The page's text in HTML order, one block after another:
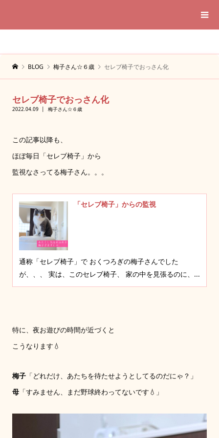
BLOG 梅子さん☆６歳 セレブ椅子でおっさん化
セレブ椅子でおっさん化
2022.04.09 梅子さん☆６歳
この記事以降も、
ほぼ毎日「セレブ椅子」から
監視なさってる梅子さん。。。
「セレブ椅子」からの監視
通称「セレブ椅子」で おくつろぎの梅子さんでした
が、、、 実は、このセレブ椅子、 家の中を見張るのに、...
特に、夜お遊びの時間が近づくと
こうなります💧
梅子「どれだけ、あたちを待たせようとしてるのだにゃ？」
母「すみません、まだ野球終わってないです💧」